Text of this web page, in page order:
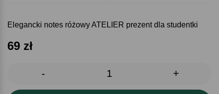
Elegancki notes różowy ATELIER prezent dla studentki
69 zł
- +